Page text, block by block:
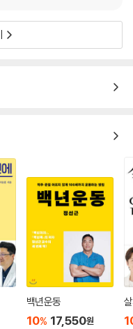
백년운동
10% 17,550원